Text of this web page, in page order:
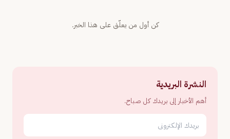
كن أول من يعلّق على هذا الخبر.
النشرة البريدية
أهم الأخبار إلى بريدك كل صباح.